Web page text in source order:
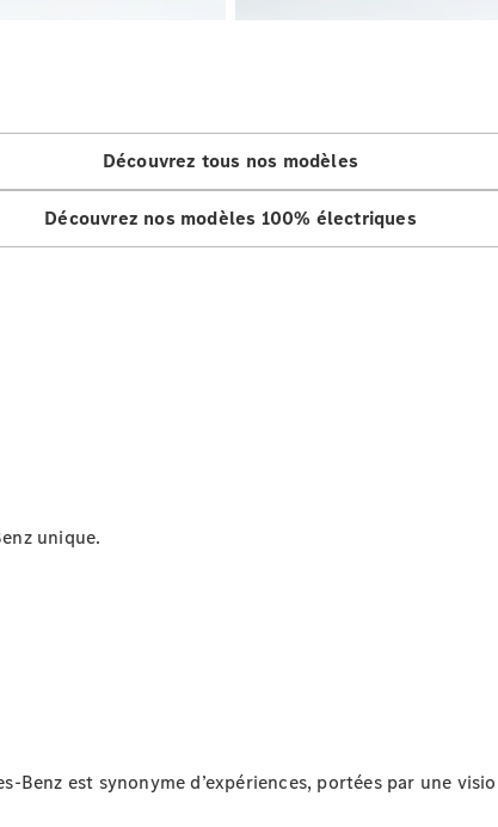
Découvrez tous nos modèles
Découvrez nos modèles 100% électriques
unique.
Benz est synonyme d’expériences, portées par une